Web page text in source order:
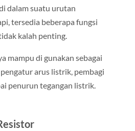
dalam suatu urutan
tersedia beberapa fungsi
kalah penting.
mampu di gunakan sebagai
arus listrik, pembagi
penurun tegangan listrik.